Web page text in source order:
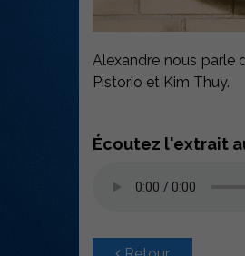
Alexandre nous parle
Pistorio et Kim Thuy.
Écoutez l'extrait